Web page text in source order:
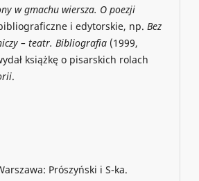
w gmachu wiersza. O poezji
i edytorskie, np. Bez
– teatr. Bibliografia (1999,
książkę o pisarskich rolach
.
Prószyński i S-ka.